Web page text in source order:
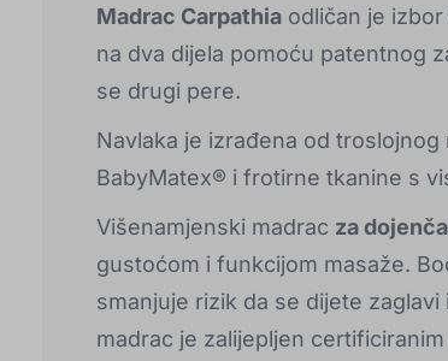
Madrac Carpathia odličan je
na dva dijela pomoću patentnog
se drugi pere.
Navlaka je izrađena od
BabyMatex® i frotirne tkanine s
Višenamjenski madrac za
gustoćom i funkcijom masaže.
smanjuje rizik da se dijete
madrac je zalijepljen